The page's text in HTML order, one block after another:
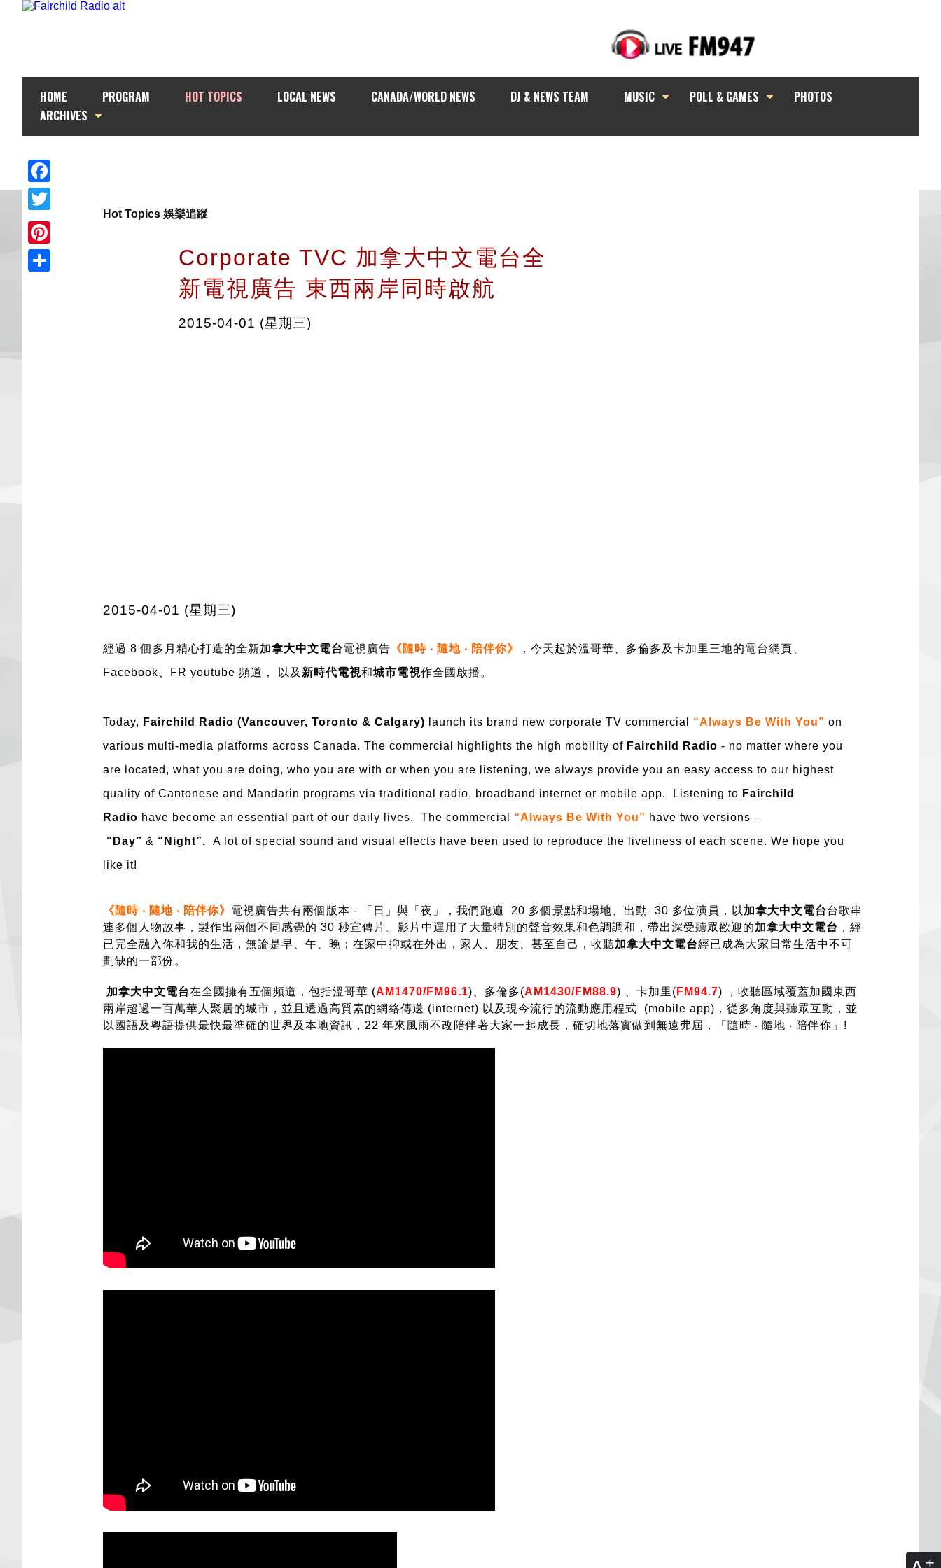
HOME PROGRAM HOT TOPICS LOCAL NEWS CANADA/WORLD NEWS DJ & NEWS TEAM MUSIC POLL & GAMES
PHOTOS
ARCHIVES
Facebook
Twitter
Pinterest
Hot Topics 娛樂追蹤
Corporate TVC 加拿大中文電台全
新電視廣告 東西兩岸同時啟航
2015-04-01 (星期三)
2015-04-01 (星期三)
經過 8 個多月 精心打造的全新加拿大中文電台電視廣告 《隨時 ‧ 隨地 ‧ 陪伴你》 ，今天起於溫哥華、多倫多及卡加里三地的電台網頁、
Facebook、FR youtube 頻道， 以及 新時代電視和城市電視作全國啟播。
Today, Fairchild Radio (Vancouver, Toronto & Calgary) launch its brand new corporate TV commercial “Always Be With You” on
various multi-media platforms across Canada. The commercial highlights the high mobility of Fairchild Radio - no matter where you
are located, what you are doing, who you are with or when you are listening, we always provide you an easy access to our highest
quality of Cantonese and Mandarin programs via traditional radio, broadband internet or mobile app. Listening to Fairchild
Radio have become an essential part of our daily lives. The commercial “Always Be With You” have two versions –
“Day” & “Night”.
A lot of special sound and visual effects have been used to reproduce the liveliness of each scene. We hope you
like it!
《隨時 ‧ 隨地 ‧ 陪伴你》 電視廣告共有兩個版本 - 「日」與「夜」，我們跑遍 20 多個景點和場地、出動 30 多位演員，以 加拿大中文電台台歌串
連多個人物故事，製作出兩個不同感覺的 30 秒宣傳片。影片中運用了大量特別的聲音效果和色調調和，帶出深受聽眾歡迎的加拿大中文電台 ，經
已完全融入你和我的生活，無論是早、午、晚；在家中抑或在外出，家人、朋友、甚至自己，收聽加拿大中文電台經已成為大家日常生活中不可
劃缺的一部份。
加拿大中文電台在全國擁有五個頻道，包括溫哥華 (AM1470/FM96.1)、多倫多(AM1430/FM88.9) 、卡加里( FM94.7) ，收聽區域覆蓋加國東西
兩岸超過一百萬華人聚居的城市，並且透過高質素的網絡傳送 (internet) 以及現今流行的流動應用程式 (mobile app)，從多角度與聽眾互動，並
以國語及粵語提供最快最準確的世界及本地資訊，22 年來風雨不改陪伴著大家一起成長，確切地落實做到無遠弗屆，「隨時 ‧ 隨地 ‧ 陪伴你」!